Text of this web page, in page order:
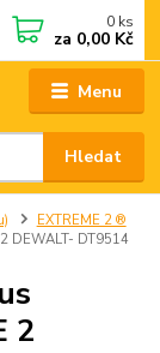
Menu
Hledat
0 ks
za 0,00 Kč
EXTREME 2 ®
DEWALT- DT9514
2